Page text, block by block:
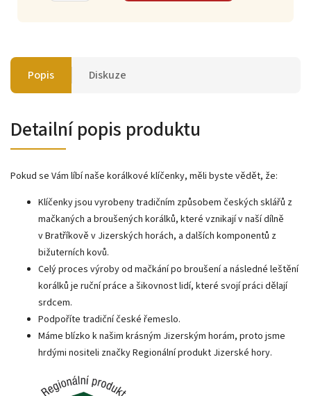
Popis Diskuze
Detailní popis produktu
Pokud se Vám líbí naše korálkové klíčenky, měli byste vědět, že:
Klíčenky jsou vyrobeny tradičním způsobem českých sklářů z
mačkaných a broušených korálků, které vznikají v naší dílně
v Bratříkově v Jizerských horách, a dalších komponentů z
bižuterních kovů.
Celý proces výroby od mačkání po broušení a následné leštění
korálků je ruční práce a šikovnost lidí, které svojí práci dělají
srdcem.
Podpoříte tradiční české řemeslo.
Máme blízko k našim krásným Jizerským horám, proto jsme
hrdými nositeli značky Regionální produkt Jizerské hory.